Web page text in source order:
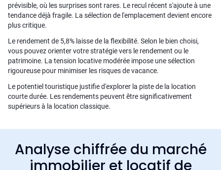
prévisible, où les surprises sont rares. Le recul récent s'ajoute à une
tendance déjà fragile. La sélection de l'emplacement devient encore
plus critique.
Le rendement de 5,8% laisse de la flexibilité. Selon le bien choisi,
vous pouvez orienter votre stratégie vers le rendement ou le
patrimoine. La tension locative modérée impose une sélection
rigoureuse pour minimiser les risques de vacance.
Le potentiel touristique justifie d'explorer la piste de la location
courte durée. Les rendements peuvent être significativement
supérieurs à la location classique.
Analyse chiffrée du marché
immobilier et locatif de